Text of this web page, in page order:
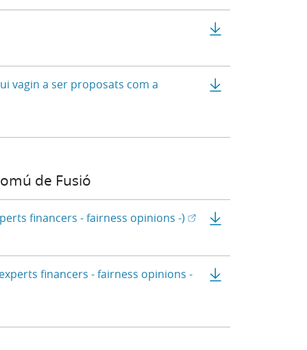
nova) - Disponible en castellà
vagin a ser proposats com a
de Fusió
financers - fairness opinions -) (Obre en una finestra
(Obre en finestra nova)
financers - fairness opinions -